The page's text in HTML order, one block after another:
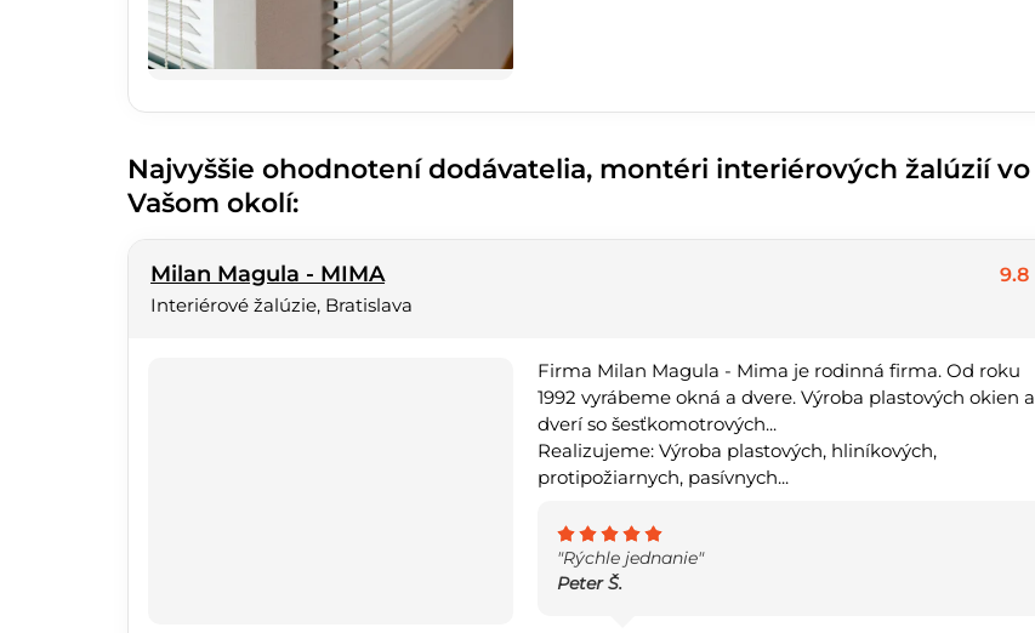
Najvyššie ohodnotení dodávatelia, montéri interiérových ​​žalúzií vo
Vašom okolí:
Milan Magula - MIMA
9.8
Interiérové žalúzie, Bratislava
Firma Milan Magula - Mima je rodinná firma. Od roku
1992 vyrábeme okná a dvere. Výroba plastových okien a
dverí so šesťkomotrových...
Realizujeme: Výroba plastových, hliníkových,
protipožiarnych, pasívnych...
"Rýchle jednanie"
Peter Š.